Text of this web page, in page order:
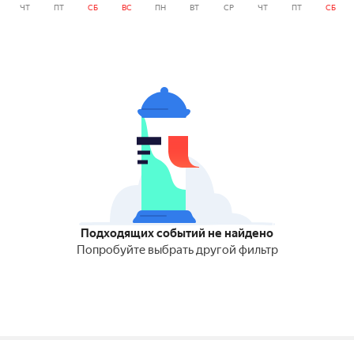
ЧТ ПТ СБ ВС ПН ВТ СР ЧТ ПТ СБ
Подходящих событий не найдено
Попробуйте выбрать другой фильтр